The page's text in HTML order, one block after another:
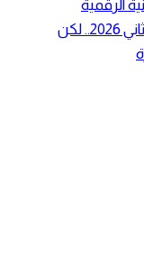
سابك تقلص خسائرها في الربع الثاني 2026.. لكن